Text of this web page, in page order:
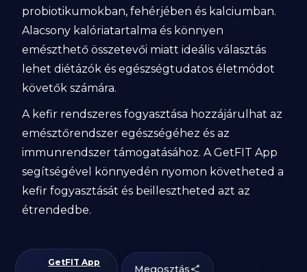
probiotikumokban, fehérjében és kalciumban.
Alacsony kalóriatartalma és könnyen
emészthető összetevői miatt ideális választás
lehet diétázók és egészségtudatos életmódot
követők számára.
A kefir rendszeres fogyasztása hozzájárulhat az
emésztőrendszer egészségéhez és az
immunrendszer támogatásához. A GetFIT App
segítségével könnyedén nyomon követheted a
kefir fogyasztását és beillesztheted azt az
étrendedbe.
GetFIT App
Megosztás